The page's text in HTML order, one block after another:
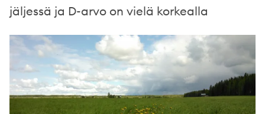
jäljessä ja D-arvo on vielä korkealla